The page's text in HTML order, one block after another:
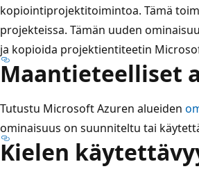
kopiointiprojektitoimintoa. Tämä
projekteissa. Tämän uuden
ja kopioida projektientiteetin
Maantieteelliset
Tutustu Microsoft Azuren alueiden
ominaisuus on suunniteltu tai
Kielen